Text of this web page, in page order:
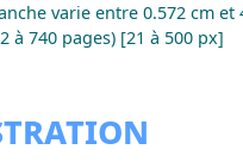
varie entre 0.572 cm et
à 740 pages) [21 à 500 px]